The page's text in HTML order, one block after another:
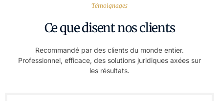
Témoignages
Ce que disent nos clients
Recommandé par des clients du monde entier.
Professionnel, efficace, des solutions juridiques axées sur
les résultats.